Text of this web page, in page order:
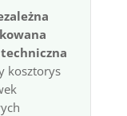
kosztorys